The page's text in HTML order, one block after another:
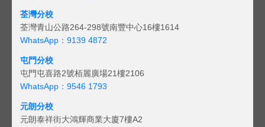
荃灣分校
荃灣青山公路264-298號南豐中心16樓1614
WhatsApp：9139 4872
屯門分校
屯門屯喜路2號栢麗廣場21樓2106
WhatsApp：9546 1793
元朗分校
元朗泰祥街大鴻輝商業大廈7樓A2